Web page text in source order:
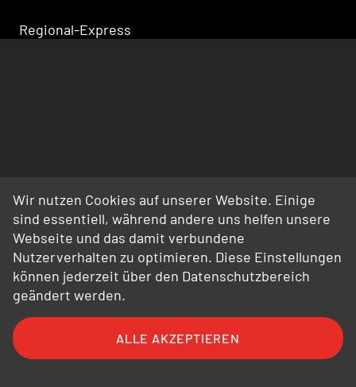
Regional-Express
FAQ AGB AEB Datenschutz Impressum
Wir nutzen Cookies auf unserer Website. Einige
sind essentiell, während andere uns helfen unsere
Webseite und das damit verbundene
Nutzerverhalten zu optimieren. Diese Einstellungen
können jederzeit über den Datenschutzbereich
geändert werden.
ALLE AKZEPTIEREN